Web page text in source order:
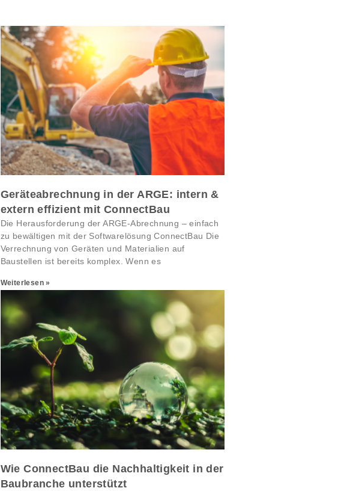
Geräteabrechnung in der ARGE: intern &
extern effizient mit ConnectBau
Die Herausforderung der ARGE-Abrechnung – einfach
zu bewältigen mit der Softwarelösung ConnectBau Die
Verrechnung von Geräten und Materialien auf
Baustellen ist bereits komplex. Wenn es
Weiterlesen »
Wie ConnectBau die Nachhaltigkeit in der
Baubranche unterstützt